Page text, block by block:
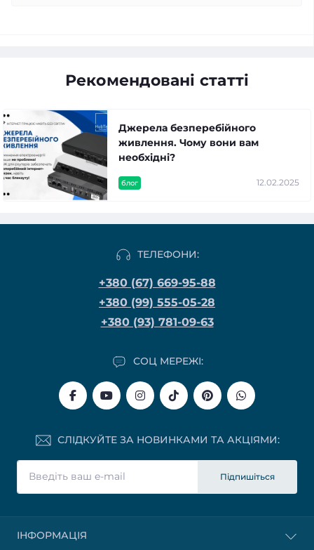
Рекомендовані статті
блог 12.02.2025
Джерела безперебійного
живлення. Чому вони вам
необхідні?
ТЕЛЕФОНИ:
+380 (67) 669-95-88
+380 (99) 555-05-28
+380 (93) 781-09-63
СОЦ МЕРЕЖІ:
СЛІДКУЙТЕ ЗА НОВИНКАМИ ТА АКЦІЯМИ:
Підпишіться
ІНФОРМАЦІЯ